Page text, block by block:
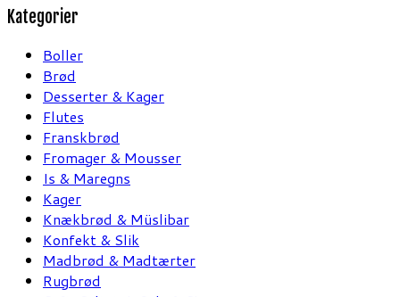
Kategorier
Boller
Brød
Desserter & Kager
Flutes
Franskbrød
Fromager & Mousser
Is & Maregns
Kager
Knækbrød & Müslibar
Konfekt & Slik
Madbrød & Madtærter
Rugbrød